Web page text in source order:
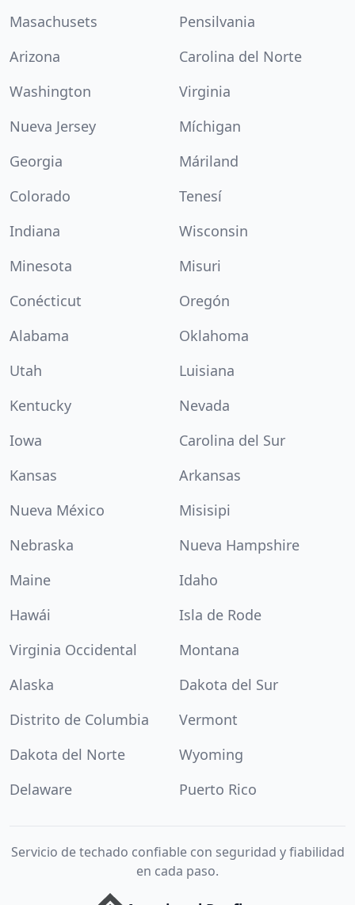
Masachusets
Pensilvania
Arizona
Carolina del Norte
Washington
Virginia
Nueva Jersey
Míchigan
Georgia
Máriland
Colorado
Tenesí
Indiana
Wisconsin
Minesota
Misuri
Conécticut
Oregón
Alabama
Oklahoma
Utah
Luisiana
Kentucky
Nevada
Iowa
Carolina del Sur
Kansas
Arkansas
Nueva México
Misisipi
Nebraska
Nueva Hampshire
Maine
Idaho
Hawái
Isla de Rode
Virginia Occidental
Montana
Alaska
Dakota del Sur
Distrito de Columbia
Vermont
Dakota del Norte
Wyoming
Delaware
Puerto Rico
Servicio de techado confiable con seguridad y fiabilidad
en cada paso.